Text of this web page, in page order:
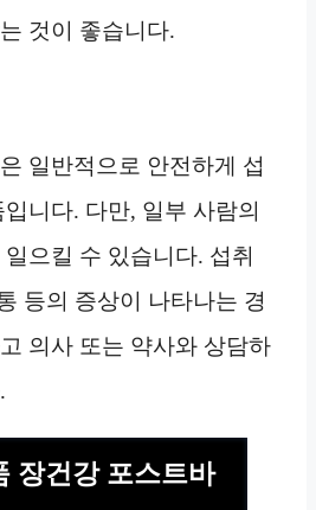
것이 좋습니다.
일반적으로 안전하게 섭
니다. 다만, 일부 사람의
으킬 수 있습니다. 섭취
등의 증상이 나타나는 경
의사 또는 약사와 상담하
장건강 포스트바